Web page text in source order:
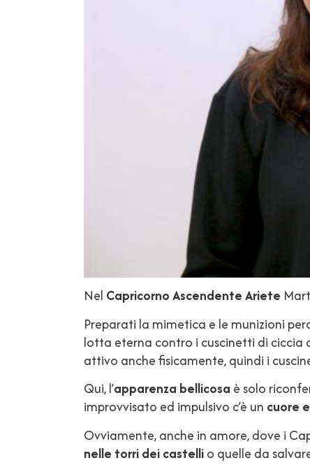
Nel Capricorno Ascendente Ariete
Preparati la mimetica e le munizioni
lotta eterna contro i cuscinetti di ciccia
attivo anche fisicamente, quindi i
Qui, l’apparenza bellicosa è solo
improvvisato ed impulsivo c’è un cuore
Ovviamente, anche in amore, dove i
nelle torri dei castellio quelle da